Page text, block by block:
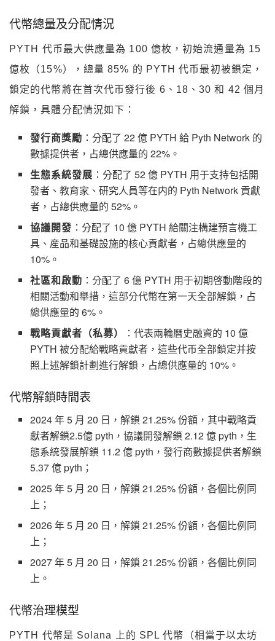
代幣總量及分配情況
PYTH 代币最大供應量為 100 億枚，初始流通量為 15
億枚（15%），總量 85% 的 PYTH 代币最初被鎖定，
鎖定的代幣將在首次代币發行後 6、18、30 和 42 個月
解鎖，具體分配情況如下：
發行商獎勵 ：分配了 22 億 PYTH 給 Pyth Network 的
數據提供者，占總供應量的 22%。
生態系統發展 ：分配了 52 億 PYTH 用于支持包括開
發者、教育家、研究人員等在内的 Pyth Network 貢獻
者，占總供應量的 52%。
協議開發 ：分配了 10 億 PYTH 給關注構建預言機工
具、産品和基礎設施的核心貢獻者，占總供應量的
10%。
社區和啟動 ：分配了 6 億 PYTH 用于初期啓動階段的
相關活動和舉措，這部分代幣在第一天全部解鎖，占
總供應量的 6%。
戰略貢獻者（私募）
：代表兩輪曆史融資的 10 億
PYTH 被分配給戰略貢獻者，這些代币全部鎖定并按
照上述解鎖計劃進行解鎖，占總供應量的 10%。
代幣解鎖時間表
2024 年 5 月 20 日，解鎖 21.25% 份額，其中戰略貢
獻者解鎖2.5億 pyth，協議開發解鎖 2.12 億 pyth，生
態系統發展解鎖 11.2 億 pyth，發行商數據提供者解鎖
5.37 億 pyth；
2025 年 5 月 20 日，解鎖 21.25% 份額，各個比例同
上；
2026 年 5 月 20 日，解鎖 21.25% 份額，各個比例同
上；
2027 年 5 月 20 日，解鎖 21.25% 份額，各個比例同
上。
代幣治理模型
PYTH 代幣是 Solana 上的 SPL 代幣（相當于以太坊